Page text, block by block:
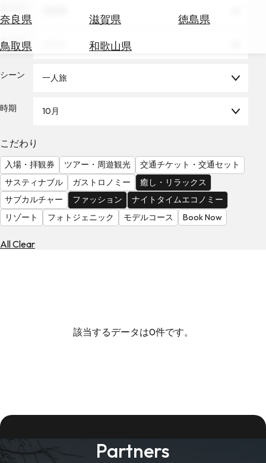
奈良県
滋賀県
徳島県
鳥取県
和歌山県
テ
を
を
見
る
テーマ
シーン 一人旅
時期 10月
こだわり
入場・拝観券 ツアー・周遊観光
交通チケット・交通セット
サスティナブル
ガストロノミー
癒し・リラックス
サブカルチャー
ファッション
ナイトタイムエコノミー
リゾート
フォトジェニック モデルコース Book Now
All Clear
該当するデータは0件です。
Partners